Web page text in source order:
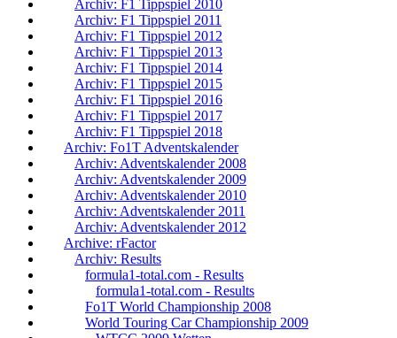
Archiv: F1 Tippspiel 2010
Archiv: F1 Tippspiel 2011
Archiv: F1 Tippspiel 2012
Archiv: F1 Tippspiel 2013
Archiv: F1 Tippspiel 2014
Archiv: F1 Tippspiel 2015
Archiv: F1 Tippspiel 2016
Archiv: F1 Tippspiel 2017
Archiv: F1 Tippspiel 2018
Archiv: Fo1T Adventskalender
Archiv: Adventskalender 2008
Archiv: Adventskalender 2009
Archiv: Adventskalender 2010
Archiv: Adventskalender 2011
Archiv: Adventskalender 2012
Archive: rFactor
Archiv: Results
formula1-total.com - Results
formula1-total.com - Results
Fo1T World Championship 2008
World Touring Car Championship 2009